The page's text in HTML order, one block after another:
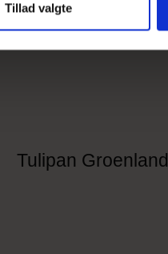
Tillad valgte
Tulipan Groenland